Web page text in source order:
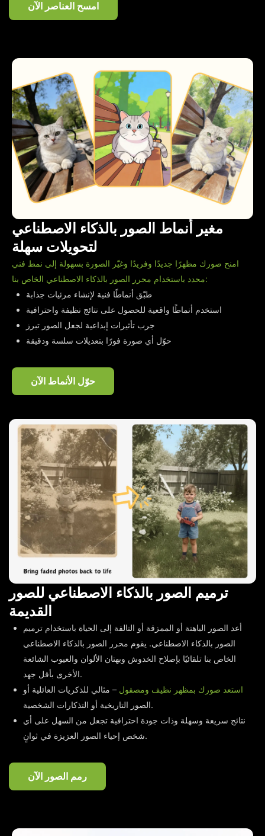
امسح العناصر الآن
مغير أنماط الصور بالذكاء الاصطناعي
لتحويلات سهلة
امنح صورك مظهرًا جديدًا وفريدًا وغيّر الصورة بسهولة إلى نمط فني
محدد باستخدام محرر الصور بالذكاء الاصطناعي الخاص بنا:
طبّق أنماطًا فنية لإنشاء مرئيات جذابة
استخدم أنماطًا واقعية للحصول على نتائج نظيفة واحترافية
جرب تأثيرات إبداعية لجعل الصور تبرز
حوّل أي صورة فورًا بتعديلات سلسة ودقيقة
حوّل الأنماط الآن
ترميم الصور بالذكاء الاصطناعي للصور
القديمة
أعد الصور الباهتة أو الممزقة أو التالفة إلى الحياة باستخدام ترميم
الصور بالذكاء الاصطناعي. يقوم محرر الصور بالذكاء الاصطناعي
الخاص بنا تلقائيًا بإصلاح الخدوش وبهتان الألوان والعيوب الشائعة
الأخرى بأقل جهد.
استعد صورك بمظهر نظيف ومصقول – مثالي للذكريات العائلية أو
الصور التاريخية أو التذكارات الشخصية.
نتائج سريعة وسهلة وذات جودة احترافية تجعل من السهل على أي
شخص إحياء الصور العزيزة في ثوانٍ.
رمم الصور الآن